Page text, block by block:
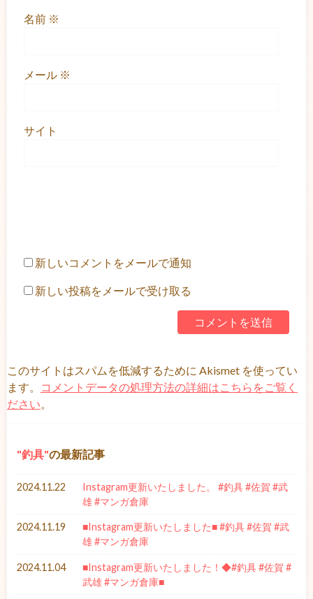
名前 ※
メール ※
サイト
新しいコメントをメールで通知
新しい投稿をメールで受け取る
このサイトはスパムを低減するために Akismet を使ってい
ます。
コメントデータの処理方法の詳細はこちらをご覧く
ださい。
釣具 の最新記事
2024.11.22
Instagram更新いたしました。 #釣具 #佐賀 #武
雄 #マンガ倉庫
2024.11.19
■Instagram更新いたしました■ #釣具 #佐賀 #武
雄 #マンガ倉庫
2024.11.04
■Instagram更新いたしました！◆#釣具 #佐賀 #
武雄 #マンガ倉庫■